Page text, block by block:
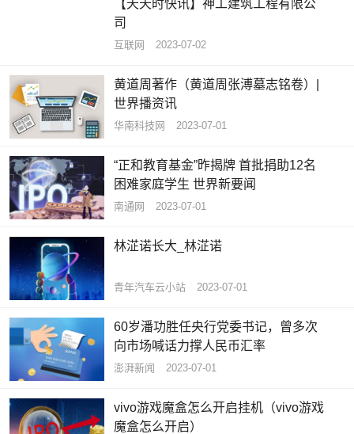
【天天时快讯】神工建筑工程有限公
司
互联网 2023-07-02
黄道周著作（黄道周张溥墓志铭卷）|
世界播资讯
华南科技网 2023-07-01
“正和教育基金”昨揭牌 首批捐助12名
困难家庭学生 世界新要闻
南通网 2023-07-01
林淽诺长大_林淽诺
青年汽车云小站 2023-07-01
60岁潘功胜任央行党委书记，曾多次
向市场喊话力撑人民币汇率
澎湃新闻 2023-07-01
vivo游戏魔盒怎么开启挂机（vivo游戏
魔盒怎么开启）